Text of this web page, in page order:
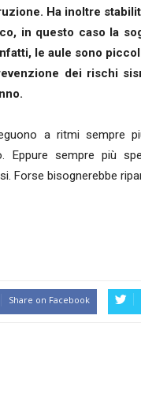
Ha inoltre
in questo caso la
le aule sono
dei rischi
a ritmi sempre
Eppure sempre più
Forse bisognerebbe
Share on Facebook